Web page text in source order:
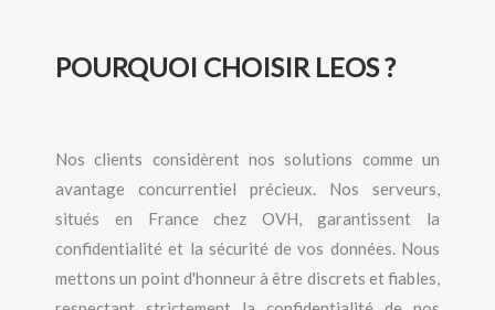
POURQUOI CHOISIR LEOS ?
Nos clients considèrent nos solutions comme un
avantage concurrentiel précieux. Nos serveurs,
situés en France chez OVH, garantissent la
confidentialité et la sécurité de vos données. Nous
mettons un point d'honneur à être discrets et fiables,